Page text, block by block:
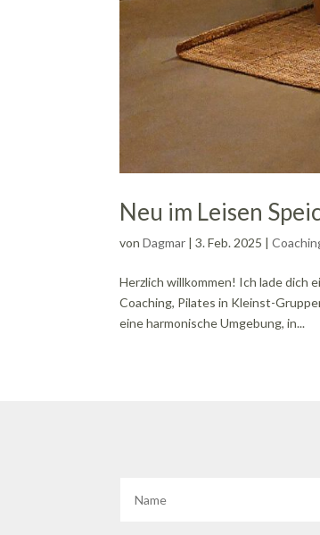
Neu im Leisen
vonDagmar |3. Feb. 2025 |
Herzlich willkommen! Ich lade dich
Coaching, Pilates in Kleinst-
eine harmonische Umgebung, in...